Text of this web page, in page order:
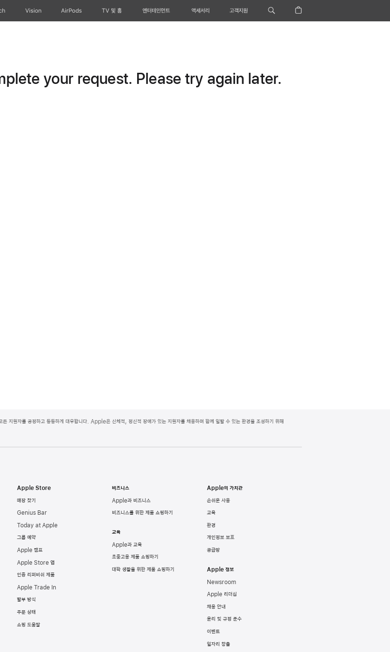
Vision AirPods TV 및 홈 엔터테인먼트 액세서리 고객지원
your request. Please try again later.
지원자를 공정하고 동등하게 대우합니다. Apple은 신체적, 정신적 장애가 있는 지원자를 채용하며 함께 일할 수 있는 환경을 조성하기 위해
Apple Store
매장 찾기
Genius Bar
Today at Apple
그룹 예약
Apple 캠프
Apple Store 앱
인증 리퍼비쉬 제품
Apple Trade In
할부 방식
주문 상태
쇼핑 도움말
비즈니스
Apple과 비즈니스
비즈니스를 위한 제품 쇼핑하기
교육
Apple과 교육
초중고용 제품 쇼핑하기
대학 생활을 위한 제품 쇼핑하기
Apple의 가치관
손쉬운 사용
교육
환경
개인정보 보호
공급망
Apple 정보
Newsroom
Apple 리더십
채용 안내
윤리 및 규정 준수
이벤트
일자리 창출